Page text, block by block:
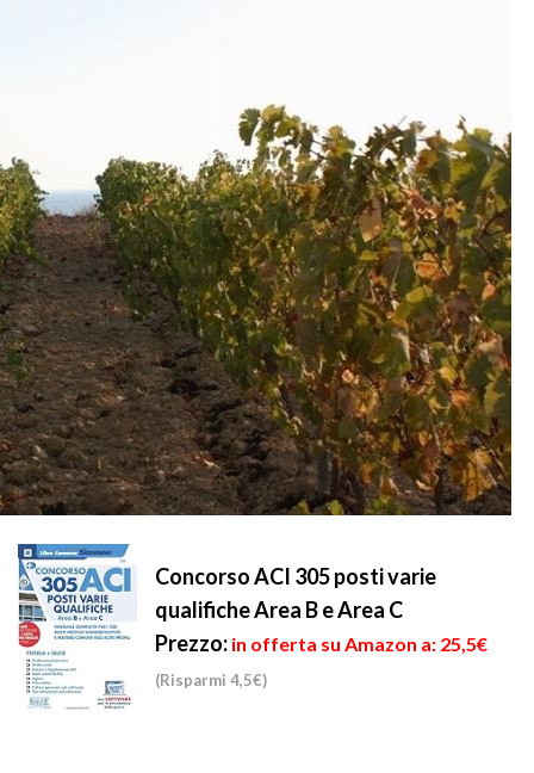
Concorso ACI 305 posti varie
qualifiche Area B e Area C
Prezzo: in offerta su Amazon a: 25,5€
(Risparmi 4,5€)